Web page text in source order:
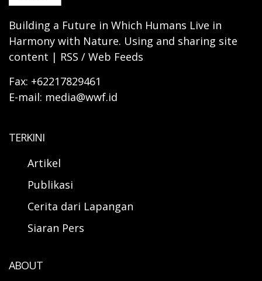
Building a Future in Which Humans Live in
Harmony with Nature. Using and sharing site
content | RSS / Web Feeds
Fax: +62217829461
E-mail: media@wwf.id
TERKINI
Artikel
Publikasi
Cerita dari Lapangan
Siaran Pers
ABOUT